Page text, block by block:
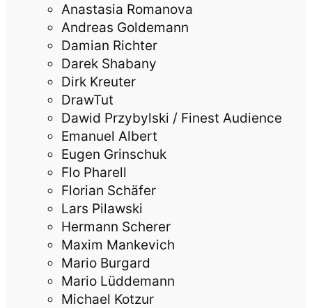
Anastasia Romanova
Andreas Goldemann
Damian Richter
Darek Shabany
Dirk Kreuter
DrawTut
Dawid Przybylski / Finest Audience
Emanuel Albert
Eugen Grinschuk
Flo Pharell
Florian Schäfer
Lars Pilawski
Hermann Scherer
Maxim Mankevich
Mario Burgard
Mario Lüddemann
Michael Kotzur